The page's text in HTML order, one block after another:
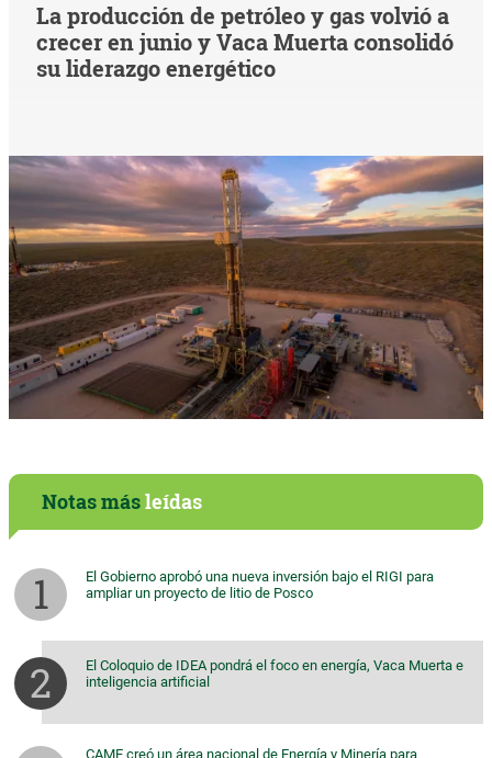
La producción de petróleo y gas volvió a
crecer en junio y Vaca Muerta consolidó
su liderazgo energético
Notas másleídas
El Gobierno aprobó una nueva inversión bajo el RIGI para
ampliar un proyecto de litio de Posco
El Coloquio de IDEA pondrá el foco en energía, Vaca Muerta e
inteligencia artificial
CAME creó un área nacional de Energía y Minería para